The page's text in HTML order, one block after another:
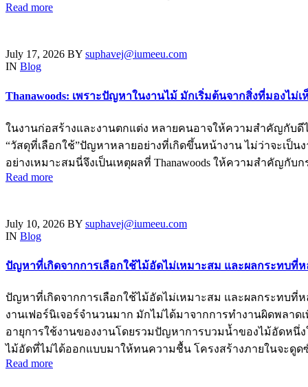
Read more
July 17, 2026 BY suphavej@iumeeu.com
IN Blog
Thanawoods: เพราะปัญหาในงานไม้ มักเริ่มต้นจากสิ่งที่มองไม่เ
ในงานก่อสร้างและงานตกแต่ง หลายคนอาจให้ความสำคัญกับ
“วัสดุที่เลือกใช้”ปัญหาหลายอย่างที่เกิดขึ้นหน้างาน ไม่ว่าจะเ
อย่างเหมาะสมนี่จึงเป็นเหตุผลที่ Thanawoods ให้ความสำคัญ
Read more
July 10, 2026 BY suphavej@iumeeu.com
IN Blog
ปัญหาที่เกิดจากการเลือกใช้ไม้อัดไม่เหมาะสม และผลกระทบที่
ปัญหาที่เกิดจากการเลือกใช้ไม้อัดไม่เหมาะสม และผลกระทบที่
งานเฟอร์นิเจอร์จำนวนมาก มักไม่ได้มาจากการทำงานผิดพลา
อายุการใช้งานของงานโดยรวมปัญหาการบวมน้ำของไม้อัดห
ไม้อัดที่ไม่ได้ออกแบบมาให้ทนความชื้น โครงสร้างภายในจะดูด
Read more